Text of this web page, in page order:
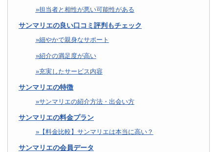
担当者と相性が悪い可能性がある
サンマリエの良い口コミ評判もチェック
細やかで親身なサポート
紹介の満足度が高い
充実したサービス内容
サンマリエの特徴
サンマリエの紹介方法・出会い方
サンマリエの料金プラン
【料金比較】サンマリエは本当に高い？
サンマリエの会員データ